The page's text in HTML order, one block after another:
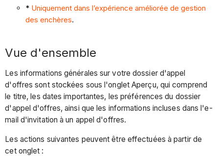
* Uniquement dans l’expérience améliorée de gestion
des enchères.
Vue d'ensemble
Les informations générales sur votre dossier d'appel
d'offres sont stockées sous l'onglet Aperçu, qui comprend
le titre, les dates importantes, les préférences du dossier
d'appel d'offres, ainsi que les informations incluses dans l'e-
mail d'invitation à un appel d'offres.
Les actions suivantes peuvent être effectuées à partir de
cet onglet :